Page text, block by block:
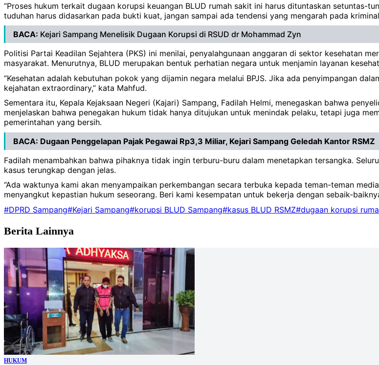
“Proses hukum terkait dugaan korupsi keuangan BLUD rumah sakit ini harus dituntaskan setuntas-
tuduhan harus didasarkan pada bukti kuat, jangan sampai ada tendensi yang mengarah pada
BACA: Kejari Sampang Menelisik Dugaan Korupsi di RSUD dr Mohammad Zyn
Politisi Partai Keadilan Sejahtera (PKS) ini menilai, penyalahgunaan anggaran di sektor kesehatan
masyarakat. Menurutnya, BLUD merupakan bentuk perhatian negara untuk menjamin layanan
“Kesehatan adalah kebutuhan pokok yang dijamin negara melalui BPJS. Jika ada penyimpangan
kejahatan extraordinary,” kata Mahfud.
Sementara itu, Kepala Kejaksaan Negeri (Kajari) Sampang, Fadilah Helmi, menegaskan bahwa
menjelaskan bahwa penegakan hukum tidak hanya ditujukan untuk menindak pelaku, tetapi juga
pemerintahan yang bersih.
BACA: Dugaan Penggelapan Pajak Pegawai Rp3,3 Miliar, Kejari Sampang Geledah Kantor RSMZ
Fadilah menambahkan bahwa pihaknya tidak ingin terburu-buru dalam menetapkan tersangka.
kasus terungkap dengan jelas.
“Ada waktunya kami akan menyampaikan perkembangan secara terbuka kepada teman-teman
menyangkut kepastian hukum seseorang. Beri kami kesempatan untuk bekerja dengan sebaik-
#DPRD Sampang#Kejari Sampang#korupsi BLUD Sampang#kasus BLUD RSMZ#dugaan korupsi
Berita Lainnya
HUKUM